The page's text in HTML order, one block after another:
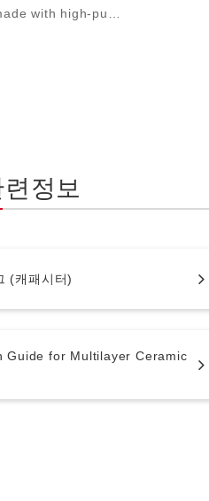
with high-pu…
정보
(캐패시터)
Guide for Multilayer Ceramic